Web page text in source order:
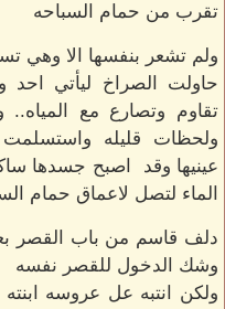
تقرب من حمام السباحه
ولم تشعر بنفسها الا وهي
حاولت الصراخ ليأتي احد
تقاوم وتصارع مع المياه..
ولحظات قليله
عينيها وقد اصبح جسدها
الماء لتصل لاعماق حمام
دلف قاسم من باب القصر
وشك الدخول للقصر نفسه
ولكن انتبه عل عروسه